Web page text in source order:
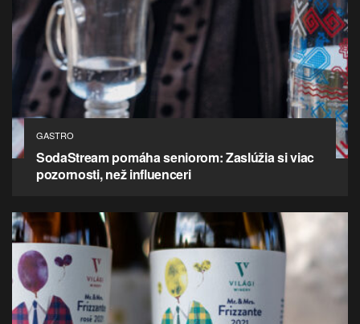
GASTRO
SodaStream pomáha seniorom: Zaslúžia si viac
pozornosti, než influenceri